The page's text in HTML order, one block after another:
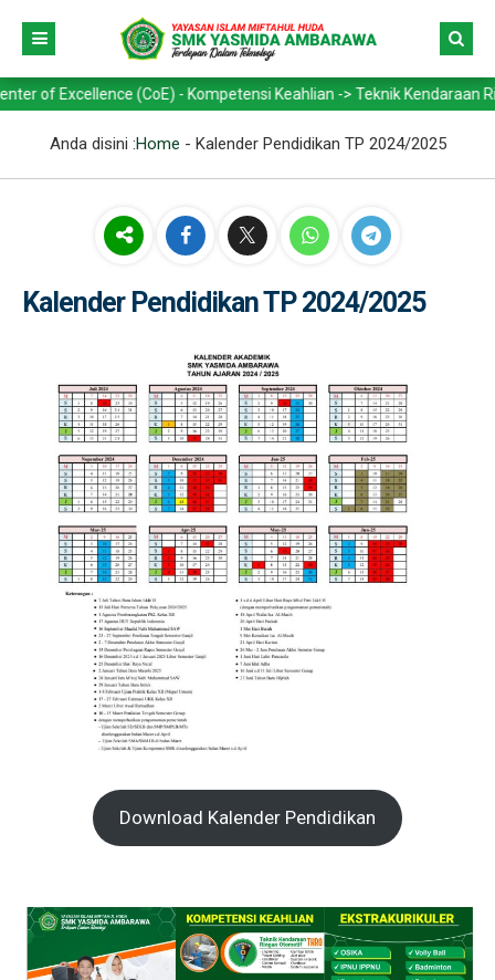
Excellence (CoE) - Kompetensi Keahlian -> Teknik Kendaraan
Anda disini :Home - Kalender Pendidikan TP 2024/2025
Kalender Pendidikan TP 2024/2025
Download Kalender Pendidikan